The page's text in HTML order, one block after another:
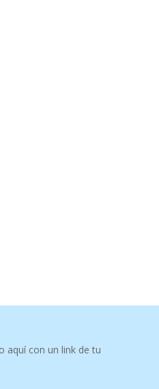
aquí con un link de tu